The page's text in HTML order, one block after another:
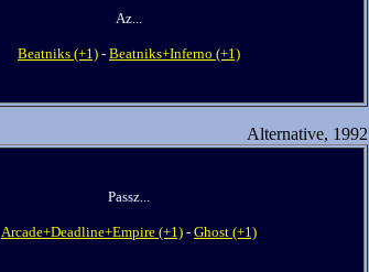
Az...
Beatniks (+1) - Beatniks+Inferno (+1)
Alternative, 1992
Passz...
Arcade+Deadline+Empire (+1) - Ghost (+1)